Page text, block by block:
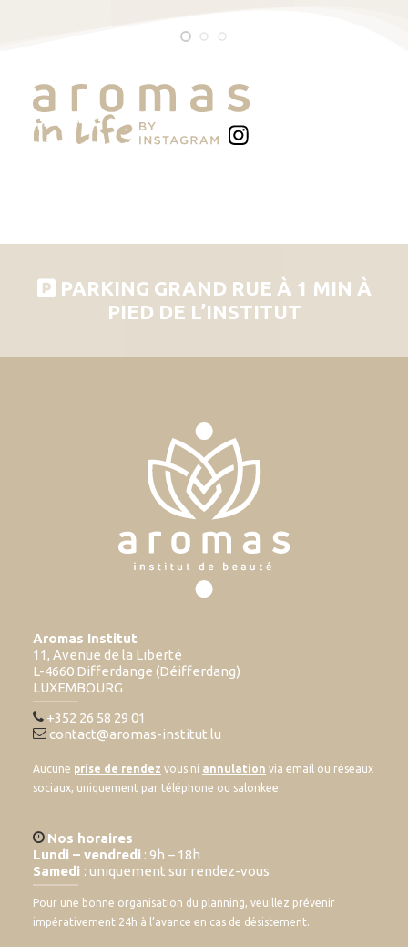
PARKING GRAND RUE À 1 MIN À
PIED DE L’INSTITUT
Aromas Institut
11, Avenue de la Liberté
L-4660 Differdange (Déifferdang)
LUXEMBOURG
+352 26 58 29 01
contact@aromas-institut.lu
Aucune prise de rendez vous ni annulation via email ou réseaux
sociaux, uniquement par téléphone ou salonkee
Nos horaires
Lundi – vendredi : 9h – 18h
Samedi : uniquement sur rendez-vous
Pour une bonne organisation du planning, veuillez prévenir
impérativement 24h à l’avance en cas de désistement.